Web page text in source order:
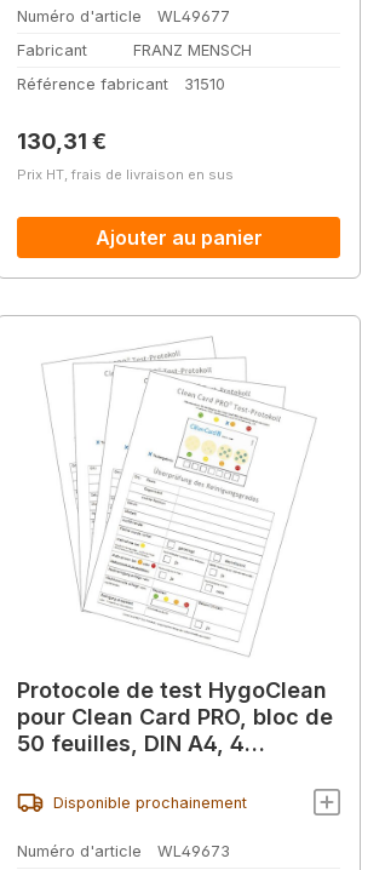
Numéro d'article
WL49677
Fabricant
FRANZ MENSCH
Référence fabricant
31510
Prix régulier :
130,31 €
Prix HT, frais de livraison en sus
Ajouter au panier
Protocole de test HygoClean
pour Clean Card PRO, bloc de
50 feuilles, DIN A4, 4
Disponible prochainement
Numéro d'article WL49673